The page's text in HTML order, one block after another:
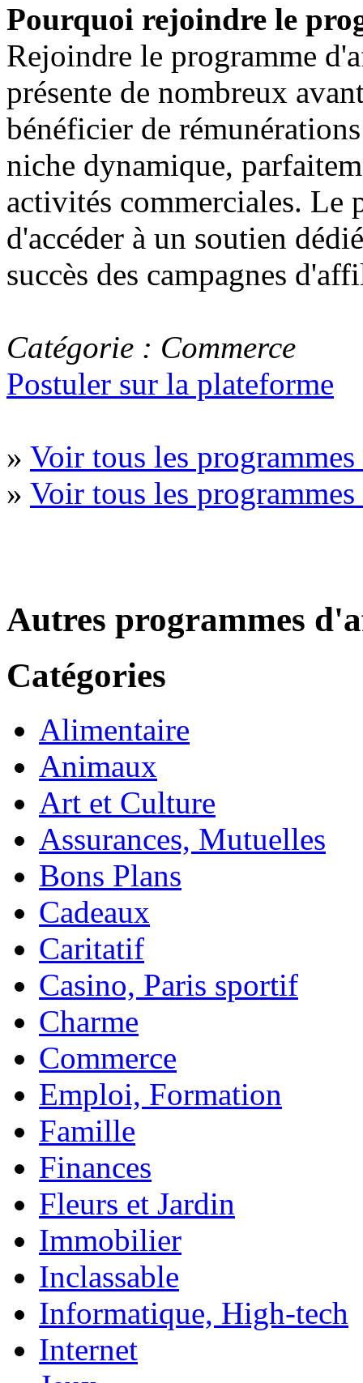
Pourquoi rejoindre le
Rejoindre le programme
présente de nombreux
bénéficier de
niche dynamique,
activités commerciales. Le
d'accéder à un soutien
succès des campagnes
Catégorie : Commerce
Postuler sur la plateforme
» Voir tous les
» Voir tous les
Autres programmes
Catégories
Alimentaire
Animaux
Art et Culture
Assurances, Mutuelles
Bons Plans
Cadeaux
Caritatif
Casino, Paris sportif
Charme
Commerce
Emploi, Formation
Famille
Finances
Fleurs et Jardin
Immobilier
Inclassable
Informatique, High-tech
Internet